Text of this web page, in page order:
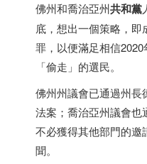
佛州和喬治亞州共和黨
底，想出一個策略，
罪，以便滿足相信
「偷走」的選民。
佛州州議會已通過州長
法案；喬治亞州議會也
不必獲得其他部門的邀
聞。